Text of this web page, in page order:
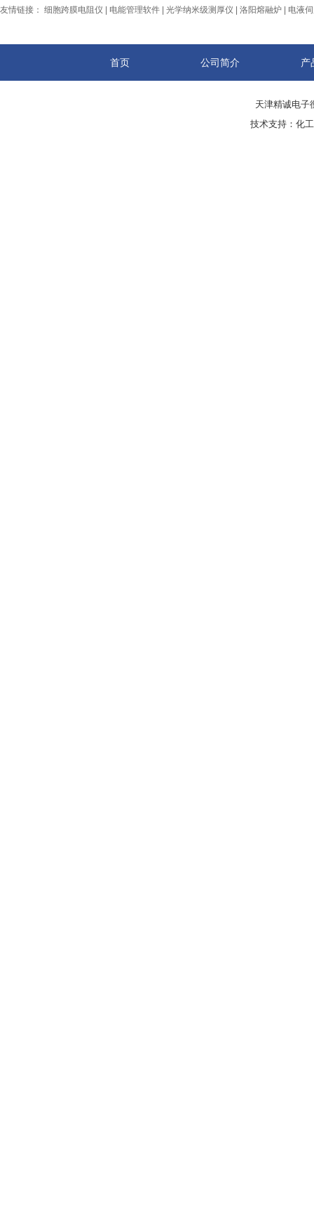
友情链接： 细胞跨膜电阻仪 电能管理软件 光学纳米级测厚仪 洛阳熔融炉 电液
首页 公司简介 产
天津精诚电
技术支持： 化